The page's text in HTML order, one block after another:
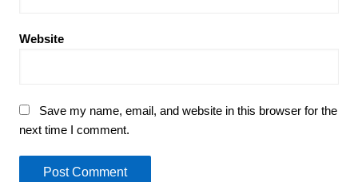
Website
Save my name, email, and website in this browser for the
next time I comment.